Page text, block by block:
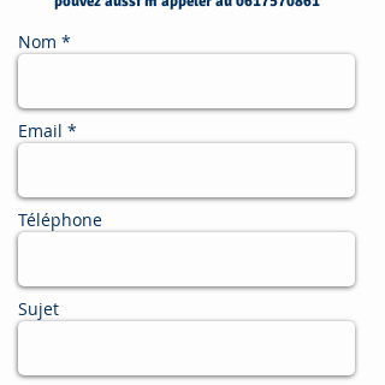
Nom *
Email *
Téléphone
Sujet